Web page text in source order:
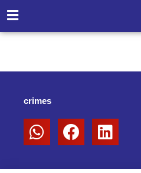
para
o
crimes